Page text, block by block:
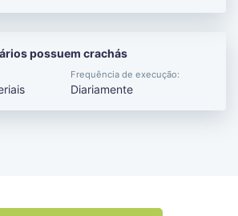
possuem crachás
Frequência de execução:
Diariamente